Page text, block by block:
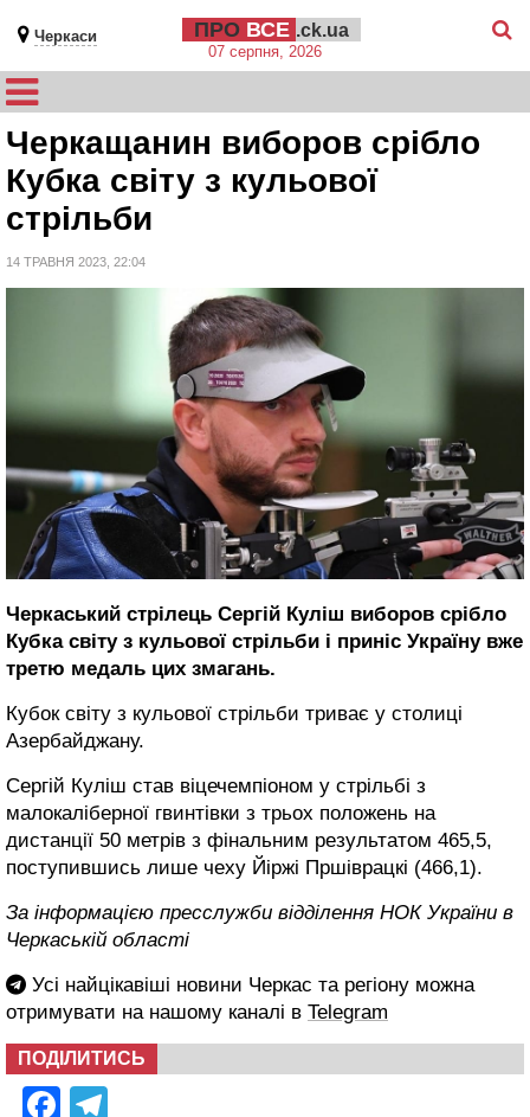
Черкаси ПРО ВСЕ .ck.ua
07 серпня, 2026
Черкащанин виборов срібло
Кубка світу з кульової
стрільби
14 ТРАВНЯ 2023, 22:04
Черкаський стрілець Сергій Куліш виборов срібло
Кубка світу з кульової стрільби і приніс Україну вже
третю медаль цих змагань.
Кубок світу з кульової стрільби триває у столиці
Азербайджану.
Сергій Куліш став віцечемпіоном у стрільбі з
малокаліберної гвинтівки з трьох положень на
дистанції 50 метрів з фінальним результатом 465,5,
поступившись лише чеху Йіржі Пршіврацкі (466,1).
За інформацією пресслужби відділення НОК України в
Черкаській області
Усі найцікавіші новини Черкас та регіону можна
отримувати на нашому каналі в Telegram
ПОДІЛИТИСЬ
Facebook